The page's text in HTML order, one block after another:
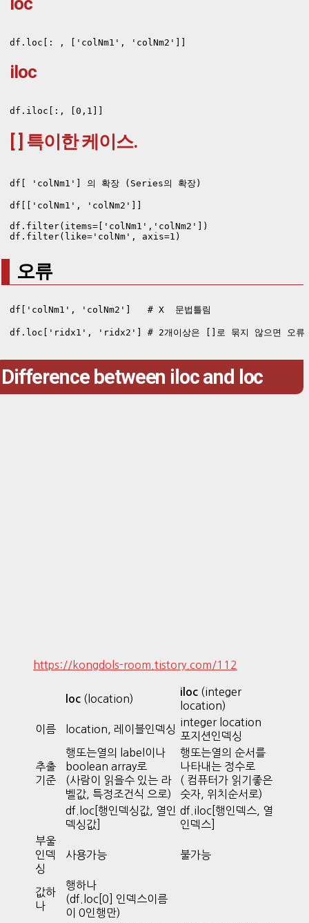
df.loc[: , ['colNm1', 'colNm2']]
iloc
df.iloc[:, [0,1]]
[ ] 특이한 케이스.
df[ 'colNm1'] 의 확장 (Series의 확장)
df[['colNm1', 'colNm2']]
df.filter(items=['colNm1','colNm2'])
df.filter(like='colNm', axis=1)
오류
df['colNm1', 'colNm2']   # X  문법틀림
df.loc['ridx1', 'ridx2'] # 2개이상은 []로 묶지 않으면 오류
Difference between iloc and loc
https://kongdols-room.tistory.com/112
loc (location)
iloc (integer
location)
이름 location, 레이블인덱싱
integer location
포지션인덱싱
추출
기준
행또는열의 label이나
boolean array로
(사람이 읽을수 있는 라
벨값, 특정조건식 으로)
행또는열의 순서를
나타내는 정수로
( 컴퓨터가 읽기좋은
숫자, 위치순서로)
df.loc[행인덱싱값, 열인
덱싱값]
df.iloc[행인덱스, 열
인덱스]
부울
인덱
싱
사용가능 불가능
값하
나
행하나
(df.loc[0] 인덱스이름
이 0인행만)